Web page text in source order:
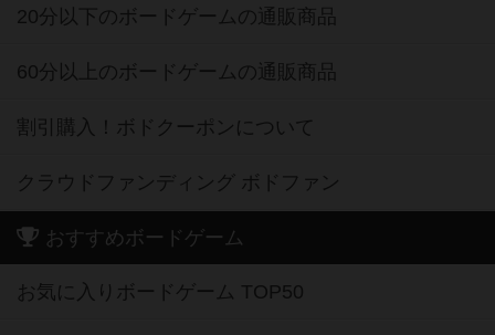
20分以下のボードゲームの通販商品
60分以上のボードゲームの通販商品
割引購入！ボドクーポンについて
クラウドファンディング ボドファン
おすすめボードゲーム
お気に入りボードゲーム TOP50